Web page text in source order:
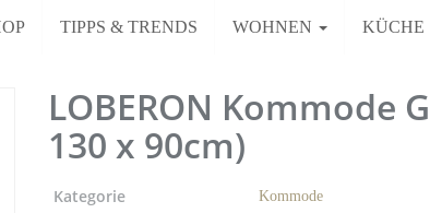
TIPPS & TRENDS WOHNEN KÜCHE
LOBERON Kommode
130 x 90cm)
Kategorie Kommode